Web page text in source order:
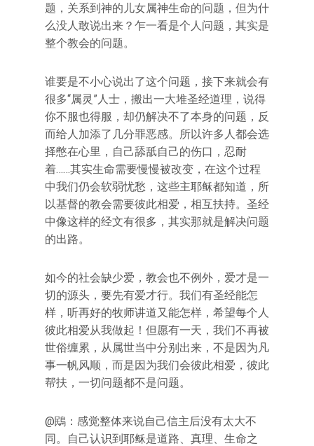
题，关系到神的儿女属神生命的问题，但为什
么没人敢说出来？乍一看是个人问题，其实是
整个教会的问题。
谁要是不小心说出了这个问题，接下来就会有
很多“属灵”人士，搬出一大堆圣经道理，说得
你不服也得服，却仍解决不了本身的问题，反
而给人加添了几分罪恶感。所以许多人都会选
择憋在心里，自己舔舐自己的伤口，忍耐
着……其实生命需要慢慢被改变，在这个过程
中我们仍会软弱忧愁，这些主耶稣都知道，所
以基督的教会需要彼此相爱，相互扶持。圣经
中像这样的经文有很多，其实那就是解决问题
的出路。
如今的社会缺少爱，教会也不例外，爱才是一
切的源头，要先有爱才行。我们有圣经能怎
样，听再好的牧师讲道又能怎样，希望每个人
彼此相爱从我做起！但愿有一天，我们不再被
世俗缠累，从属世当中分别出来，不是因为凡
事一帆风顺，而是因为我们会彼此相爱，彼此
帮扶，一切问题都不是问题。
@鴖：感觉整体来说自己信主后没有太大不
同。自己认识到耶稣是道路、真理、生命之